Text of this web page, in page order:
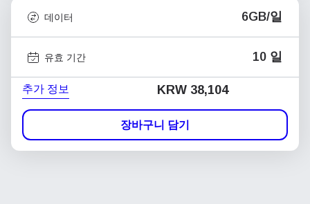
데이터 6GB/일
유효 기간 10 일
추가 정보 KRW 38,104
장바구니 담기